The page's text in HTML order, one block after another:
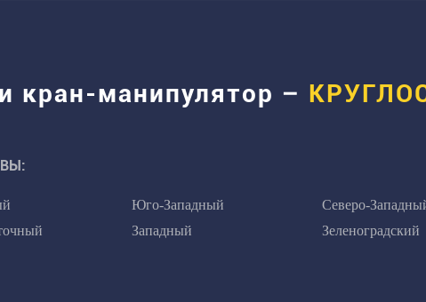
кран-манипулятор –
Юго-Западный Северо-
Западный Зеленоградский